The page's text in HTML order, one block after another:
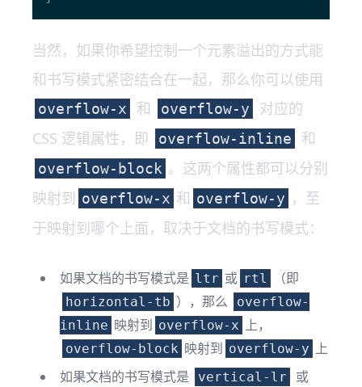
当然，如果你希望控制一个元素溢出的方式能
和书写模式紧密结合在一起，那么你可以使用
overflow-x 和 overflow-y
对应的
CSS 逻辑属性，即
overflow-inline 和
overflow-block 。这两个属性都可以分别
映射到 overflow-x 和 overflow-y ，至
于映射到哪个上面，取决于文档的书写模式：
如果文档的书写模式是 ltr 或 rtl （即
horizontal-tb ），那么
overflow-
inline 映射到 overflow-x 上，
overflow-block 映射到 overflow-y 上
如果文档的书写模式是
vertical-lr 或